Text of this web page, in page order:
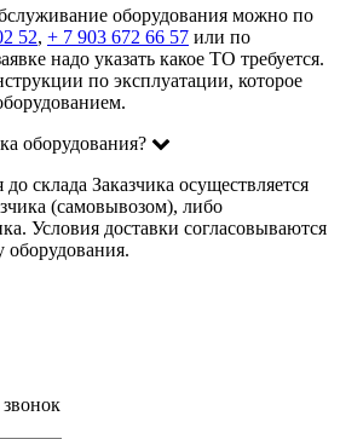
оборудования можно по
52, + 7 903 672 66 57 или по
надо указать какое ТО требуется.
по эксплуатации, которое
оборудования?
склада Заказчика осуществляется
(самовывозом), либо
Условия доставки согласовываются
оборудования.